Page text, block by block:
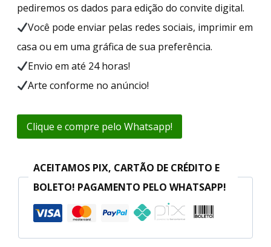
pediremos os dados para edição do convite digital.
Você pode enviar pelas redes sociais, imprimir em
casa ou em uma gráfica de sua preferência.
Envio em até 24 horas!
Arte conforme no anúncio!
Clique e compre pelo Whatsapp!
ACEITAMOS PIX, CARTÃO DE CRÉDITO E
BOLETO! PAGAMENTO PELO WHATSAPP!